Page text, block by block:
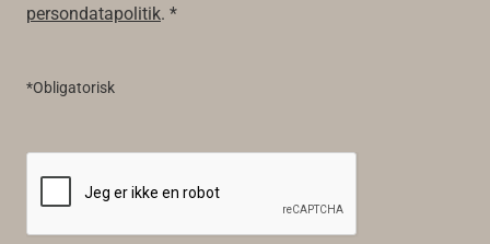
persondatapolitik. *
*Obligatorisk